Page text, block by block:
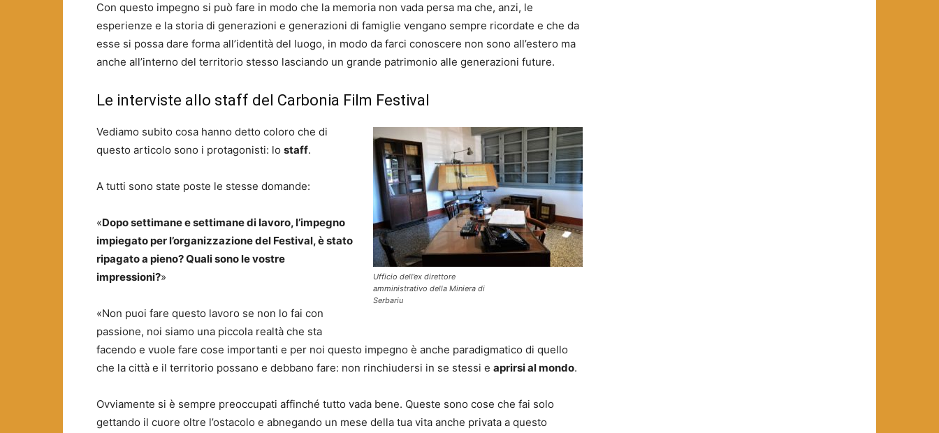
Con questo impegno si può fare in modo che la memoria non vada persa ma che, anzi, le
esperienze e la storia di generazioni e generazioni di famiglie vengano sempre ricordate e che da
esse si possa dare forma all’identità del luogo, in modo da farci conoscere non sono all’estero ma
anche all’interno del territorio stesso lasciando un grande patrimonio alle generazioni future.
Le interviste allo staff del Carbonia Film Festival
Ufficio dell’ex direttore
amministrativo della Miniera di
Serbariu
Vediamo subito cosa hanno detto coloro che di
questo articolo sono i protagonisti: lo staff.
A tutti sono state poste le stesse domande:
«Dopo settimane e settimane di lavoro, l’impegno
impiegato per l’organizzazione del Festival, è stato
ripagato a pieno? Quali sono le vostre
impressioni?»
«Non puoi fare questo lavoro se non lo fai con
passione, noi siamo una piccola realtà che sta
facendo e vuole fare cose importanti e per noi questo impegno è anche paradigmatico di quello
che la città e il territorio possano e debbano fare: non rinchiudersi in se stessi e aprirsi al mondo.
Ovviamente si è sempre preoccupati affinché tutto vada bene. Queste sono cose che fai solo
gettando il cuore oltre l’ostacolo e abnegando un mese della tua vita anche privata a questo